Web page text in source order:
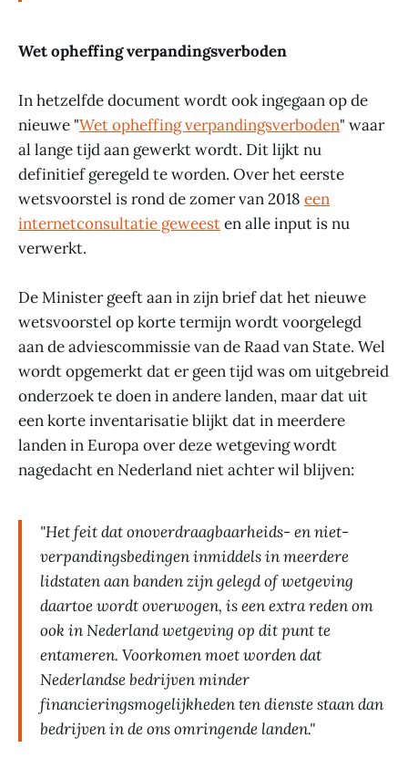
Wet opheffing verpandingsverboden
In hetzelfde document wordt ook ingegaan op de
nieuwe "Wet opheffing verpandingsverboden" waar
al lange tijd aan gewerkt wordt. Dit lijkt nu
definitief geregeld te worden. Over het eerste
wetsvoorstel is rond de zomer van 2018 een
internetconsultatie geweesten alle input is nu
verwerkt.
De Minister geeft aan in zijn brief dat het nieuwe
wetsvoorstel op korte termijn wordt voorgelegd
aan de adviescommissie van de Raad van State. Wel
wordt opgemerkt dat er geen tijd was om uitgebreid
onderzoek te doen in andere landen, maar dat uit
een korte inventarisatie blijkt dat in meerdere
landen in Europa over deze wetgeving wordt
nagedacht en Nederland niet achter wil blijven:
"Het feit dat onoverdraagbaarheids- en niet-
verpandingsbedingen inmiddels in meerdere
lidstaten aan banden zijn gelegd of wetgeving
daartoe wordt overwogen, is een extra reden om
ook in Nederland wetgeving op dit punt te
entameren. Voorkomen moet worden dat
Nederlandse bedrijven minder
financieringsmogelijkheden ten dienste staan dan
bedrijven in de ons omringende landen."